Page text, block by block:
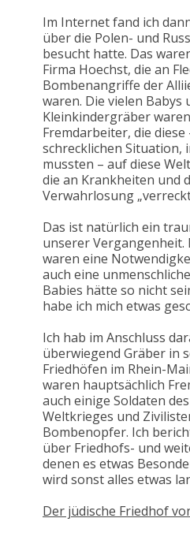
Im Internet fand ich
über die Polen- und
besucht hatte. Das
Firma Hoechst, die an
Bombenangriffe der
waren. Die vielen Babys
Kleinkindergräber
Fremdarbeiter, die
schrecklichen Situation,
mussten – auf diese
die an Krankheiten und
Verwahrlosung
Das ist natürlich ein
unserer Vergangenheit.
waren eine
auch eine
Babies hätte so nicht
habe ich mich etwas
Ich hab im Anschluss
überwiegend Gräber in
Friedhöfen im Rhein-
waren hauptsächlich
auch einige Soldaten
Weltkrieges und
Bombenopfer. Ich
über Friedhofs- und
denen es etwas
wird sonst alles etwas
Der jüdische Friedhof